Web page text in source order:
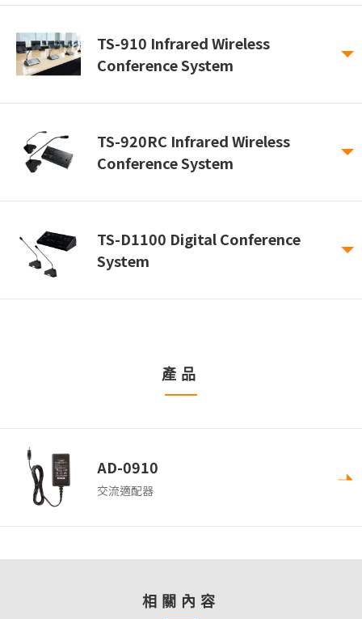
TS-910 Infrared Wireless
Conference System
TS-920RC Infrared Wireless
Conference System
TS-D1100 Digital Conference
System
產品
AD-0910
交流適配器
相關內容